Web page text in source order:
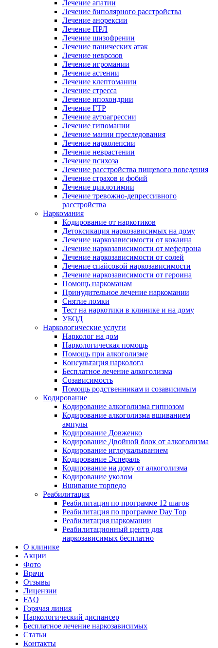
Лечение апатии
Лечение биполярного расстройства
Лечение анорексии
Лечение ПРЛ
Лечение шизофрении
Лечение панических атак
Лечение неврозов
Лечение игромании
Лечение астении
Лечение клептомании
Лечение стресса
Лечение ипохондрии
Лечение ГТР
Лечение аутоагрессии
Лечение гипомании
Лечение мании преследования
Лечение нарколепсии
Лечение неврастении
Лечение психоза
Лечение расстройства пищевого поведения
Лечение страхов и фобий
Лечение циклотимии
Лечение тревожно-депрессивного
расстройства
Наркомания
Кодирование от наркотиков
Детоксикация наркозависимых на дому
Лечение наркозависимости от кокаина
Лечение наркозависимости от мефедрона
Лечение наркозависимости от солей
Лечение спайсовой наркозависимости
Лечение наркозависимости от героина
Помощь наркоманам
Принудительное лечение наркомании
Снятие ломки
Тест на наркотики в клинике и на дому
УБОД
Наркологические услуги
Нарколог на дом
Наркологическая помощь
Помощь при алкоголизме
Консультация нарколога
Бесплатное лечение алкоголизма
Созависимость
Помощь родственникам и созависимым
Кодирование
Кодирование алкоголизма гипнозом
Кодирование алкоголизма вшиванием
ампулы
Кодирование Довженко
Кодирование Двойной блок от алкоголизма
Кодирование иглоукалыванием
Кодирование Эспераль
Кодирование на дому от алкоголизма
Кодирование уколом
Вшивание торпедо
Реабилитация
Реабилитация по программе 12 шагов
Реабилитация по программе Day Top
Реабилитация наркомании
Реабилитационный центр для
наркозависимых бесплатно
О клинике
Акции
Фото
Врачи
Отзывы
Лицензии
FAQ
Горячая линия
Наркологический диспансер
Бесплатное лечение наркозависимых
Статьи
Контакты